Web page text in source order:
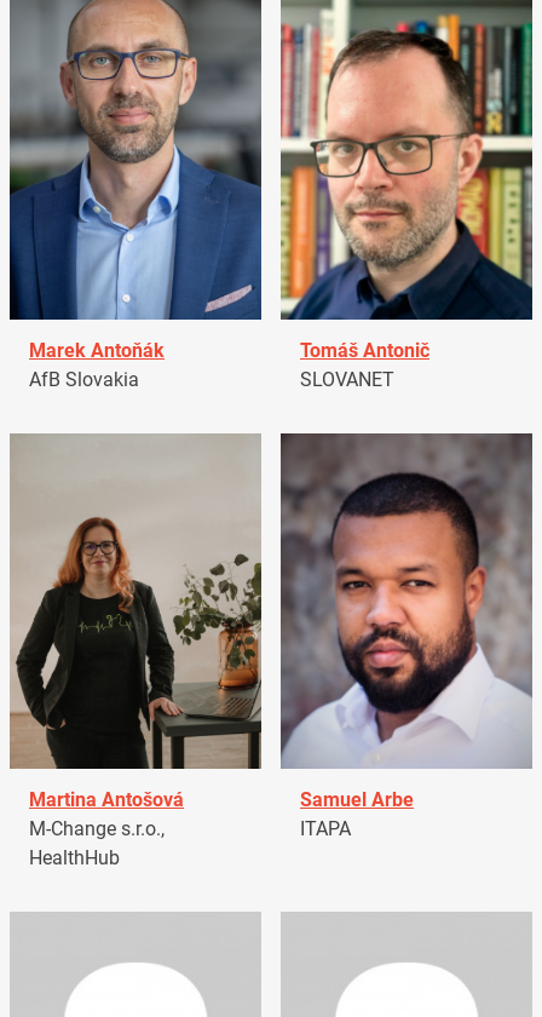
Marek Antoňák
AfB Slovakia
Tomáš Antonič
SLOVANET
Martina Antošová
M-Change s.r.o.,
HealthHub
Samuel Arbe
ITAPA